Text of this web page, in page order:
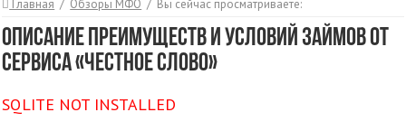
Главная / Обзоры МФО / Вы сейчас просматриваете:
Описание преимуществ и условий займов от
сервиса «Честное слово»
SQLITE NOT INSTALLED